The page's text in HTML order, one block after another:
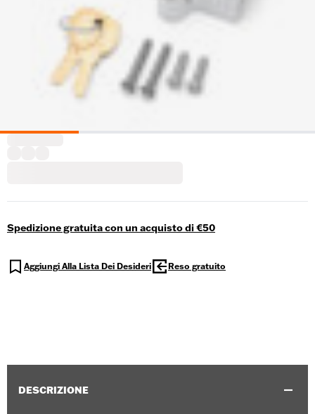
Spedizione gratuita con un acquisto di €50
Aggiungi Alla Lista Dei Desideri Reso gratuito
DESCRIZIONE